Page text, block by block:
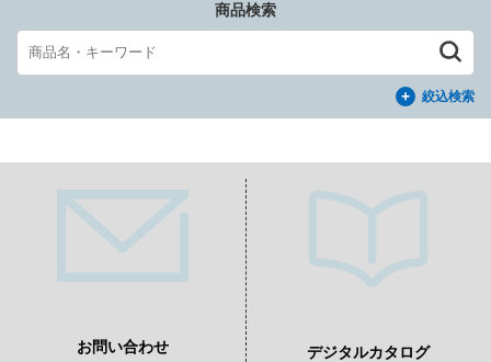
商品検索
絞込検索
お問い合わせ デジタルカタログ